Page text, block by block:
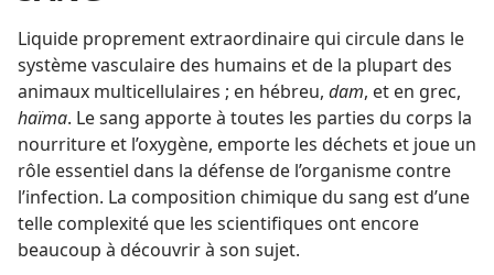
La Tour de Garde annonce le Royaume de Jéhovah 2004
sainteté du sang
Liquide proprement extraordinaire qui circule dans le
système vasculaire des humains et de la plupart des
animaux multicellulaires ; en hébreu, dam, et en grec,
haïma. Le sang apporte à toutes les parties du corps la
nourriture et l’oxygène, emporte les déchets et joue un
rôle essentiel dans la défense de l’organisme contre
l’infection. La composition chimique du sang est d’une
telle complexité que les scientifiques ont encore
beaucoup à découvrir à son sujet.